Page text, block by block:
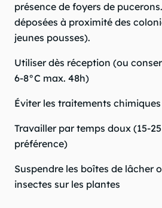
présence de foyers de
déposées à proximité des
jeunes pousses).
Utiliser dès réception (ou
6-8°C max. 48h)
Éviter les traitements
Travailler par temps doux (15-
préférence)
Suspendre les boîtes de lâcher
insectes sur les plantes